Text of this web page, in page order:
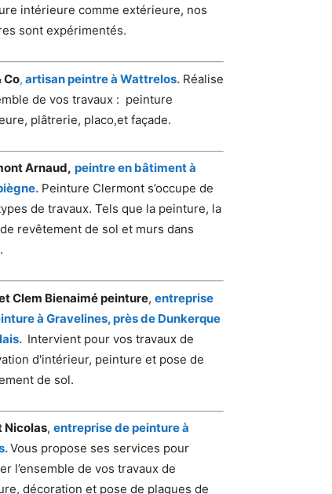
intérieure comme extérieure, nos
sont expérimentés.
Co, artisan peintre à Wattrelos. Réalise
de vos travaux : peinture
plâtrerie, placo,et façade.
Arnaud, peintre en bâtiment à
Peinture Clermont s’occupe de
de travaux. Tels que la peinture, la
revêtement de sol et murs dans
Clem Bienaimé peinture, entreprise
à Gravelines, près de Dunkerque
Intervient pour vos travaux de
d'intérieur, peinture et pose de
de sol.
Nicolas, entreprise de peinture à
Vous propose ses services pour
l’ensemble de vos travaux de
décoration et pose de plaques de